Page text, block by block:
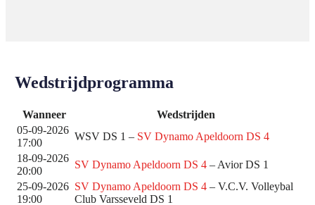
Wedstrijdprogramma
Wanneer
Wedstrijden
05-09-2026
17:00
WSV DS 1 – SV Dynamo Apeldoorn DS 4
18-09-2026
20:00
SV Dynamo Apeldoorn DS 4 – Avior DS 1
25-09-2026
19:00
SV Dynamo Apeldoorn DS 4 – V.C.V. Volleybal
Club Varsseveld DS 1